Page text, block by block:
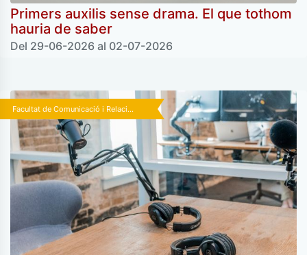
Primers auxilis sense drama. El que tothom
hauria de saber
Del 29-06-2026 al 02-07-2026
Facultat de Comunicació i Relaci...